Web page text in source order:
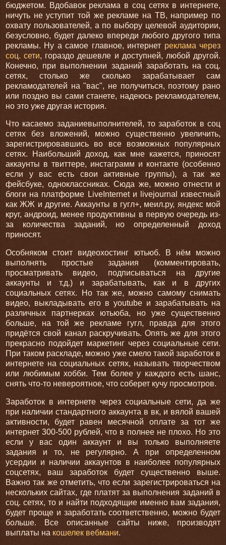
бюджетом. Вдобавок реклама в соц сетях в интернете,
ничуть не уступит той же рекламе на ТВ, например по
охвату пользователей, а по выбору целевой аудитории,
безусловно, будет далеко впереди любого другого типа
рекламы. Ну а самое главное, интернет реклама через
соц. сети, гораздо дешевле и доступней, любой другой.
Конечно, при выполнении заданий заработать на соц.
сетях, столько же сколько зарабатывает сам
рекламодателей на "вас", не получиться, поэтому рано
или поздно вы сами станете, надеюсь рекламодателем,
но это уже другая история.
Что касаемо заданиевыполнителей, то заработок в соц
сетях без вложений, можно существенно увеличить,
зарегистрировавшись во все возможных популярных
сетях. Наибольший доход, как мне кажется, приносят
аккаунты в твиттере, инстаграмм и контакте (особенно
если у вас есть свои активные группы), а так же
фейсбуке, одноклассниках. Сюда же, можно отнести и
блоги на платформе LiveInternet и livejournal известный
как ЖЖ и другие. Аккаунты в гугл+, меил.ру, яндекс мой
круг, андроид, менее продуктивны в первую очередь из-
за количества заданий, но определенный доход
приносят.
Особняком стоит видеохостинг ютьюб. В нём можно
выполнять простые задания (комментировать,
просматривать видео, подписываться на другие
аккаунты и т.д.) и зарабатывать, как и в других
социальных сетях. Но так же, можно самому снимать
видео, выкладывать его в youtube и зарабатывать на
различных партнерках ютьюба, но уже существенно
больше, на той же рекламе гугл, правда для этого
придётся свой канал раскручивать. Опять же для этого
прекрасно подойдет маркетинг через социальные сети.
При таком раскладе, можно уже смело такой заработок в
интернете на социальных сетях, называть творчеством
или любимым хобби. Тем более у каждого есть шанс,
снять что-то невероятное, что соберет кучу просмотров.
Заработок в интернете через социальные сети, да же
при наличии стандартного аккаунта в вк, и вялой вашей
активности, будет равен месячной оплате за тот же
интернет 300-500 рублей, что в полнее не плохо. Но это
если у вас один аккаунт и вы только выполняете
задания и то, не регулярно. А при определенном
усердии и наличии аккаунтов в наиболее популярных
соцсетях, ваш заработок будет существенно выше.
Важно так же отметить, что если зарегистрироваться на
нескольких сайтах, где платят за выполнения заданий в
соц. сетях, то и найти подходящие именно вам задания,
будет проще и заработать соответственно, можно будет
больше. Все описанные сайты ниже, производят
выплаты на кошелек вебмани.